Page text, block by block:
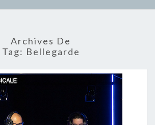
Archives De
Tag: Bellegarde